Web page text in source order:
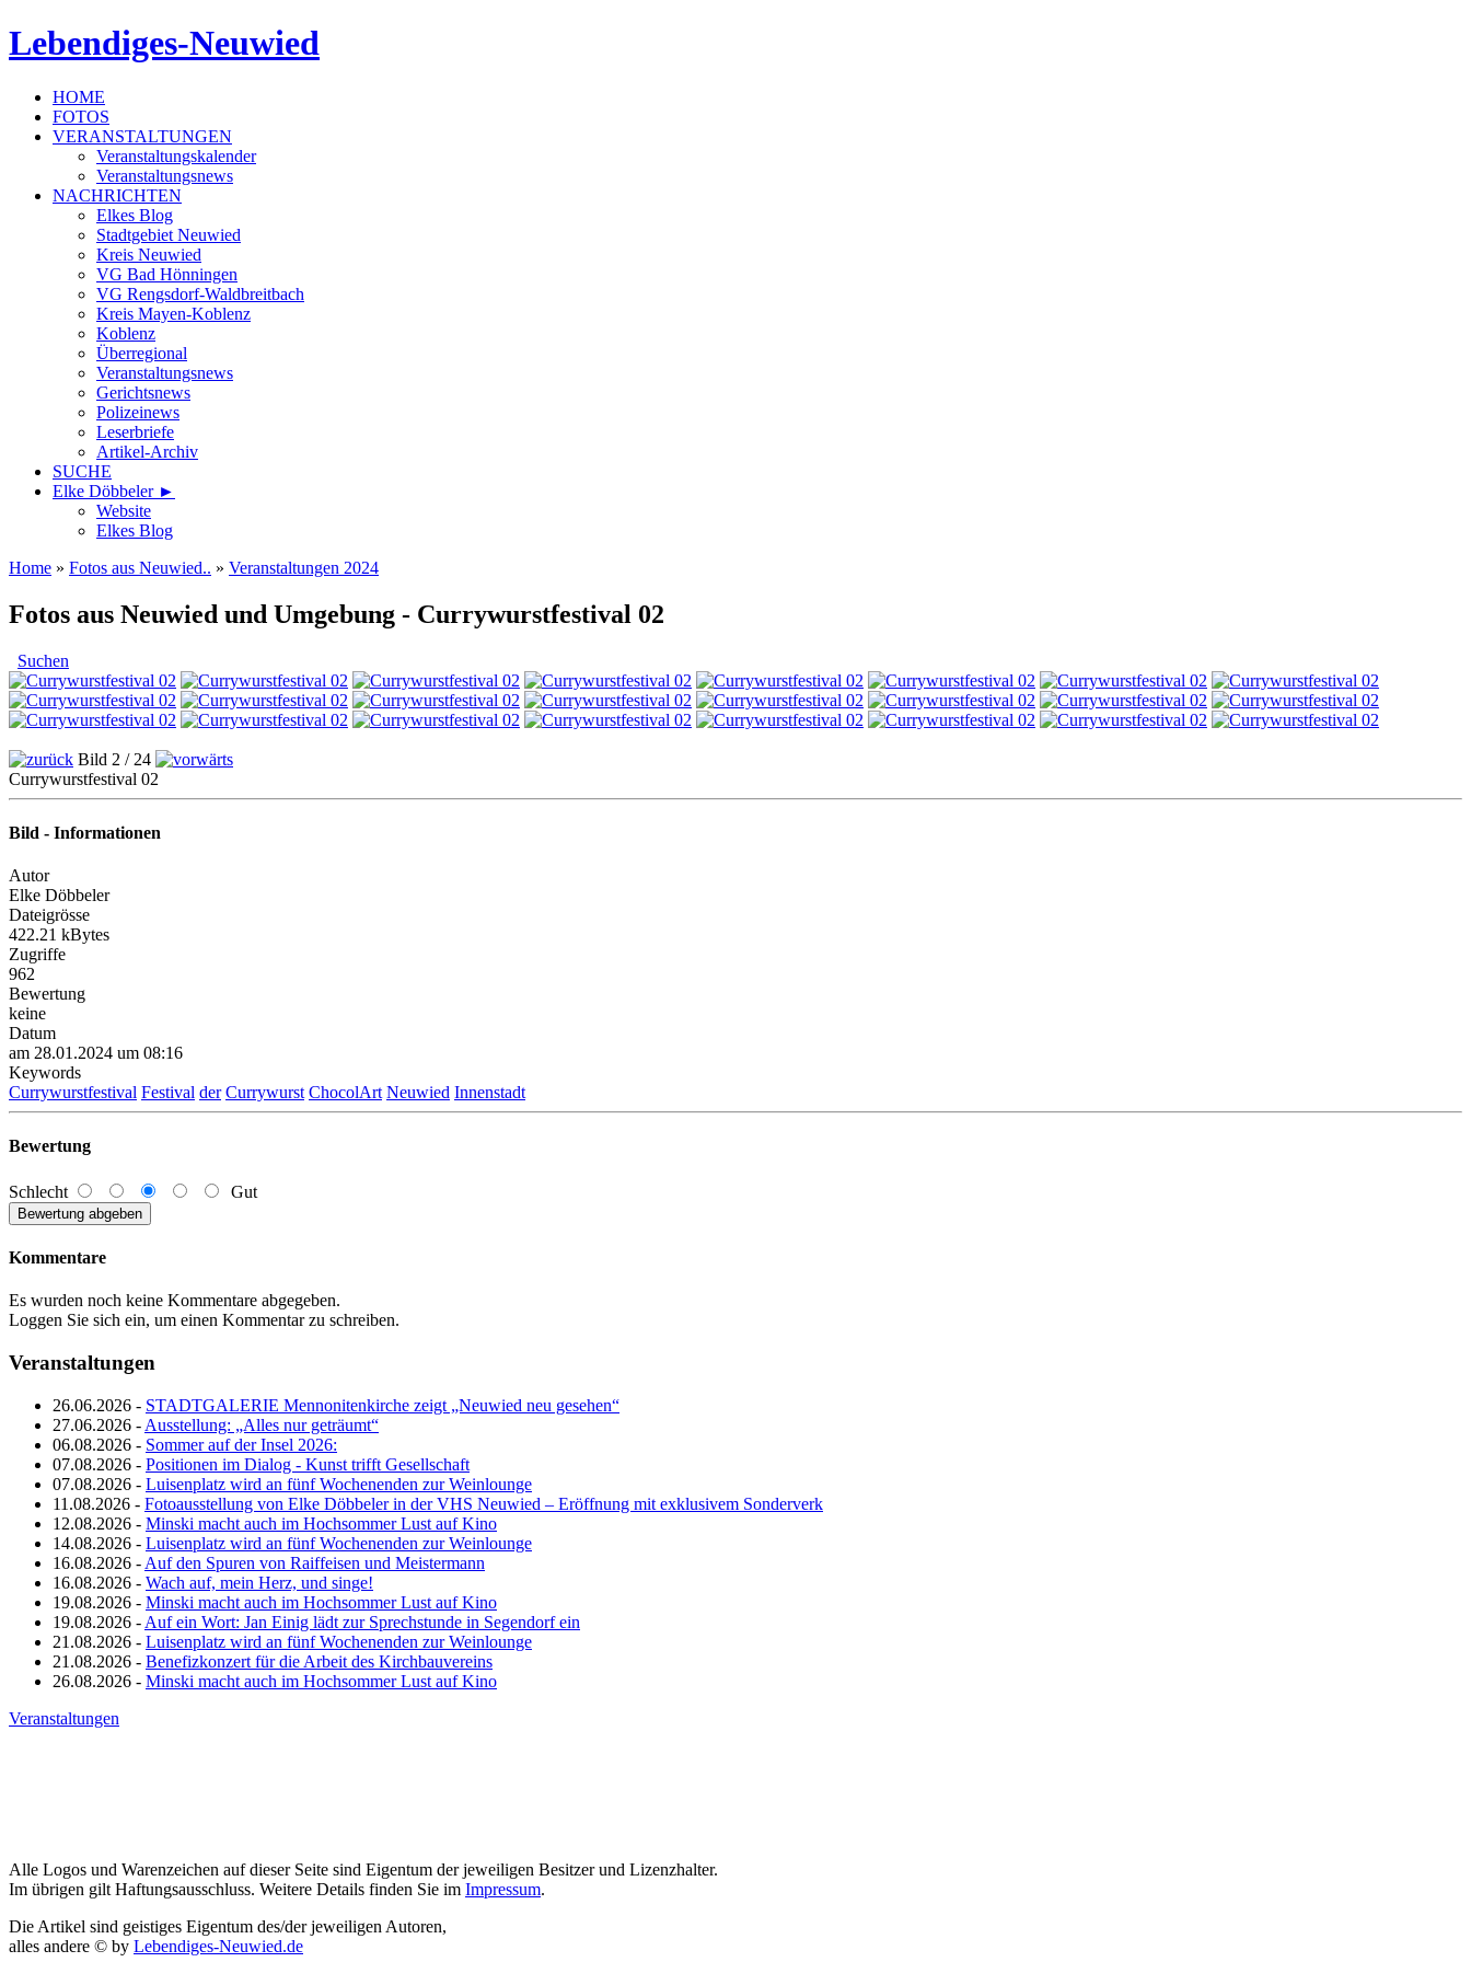
Lebendiges-Neuwied
HOME
FOTOS
VERANSTALTUNGEN
Veranstaltungskalender
Veranstaltungsnews
NACHRICHTEN
Elkes Blog
Stadtgebiet Neuwied
Kreis Neuwied
VG Bad Hönningen
VG Rengsdorf-Waldbreitbach
Kreis Mayen-Koblenz
Koblenz
Überregional
Veranstaltungsnews
Gerichtsnews
Polizeinews
Leserbriefe
Artikel-Archiv
SUCHE
Elke Döbbeler ►
Website
Elkes Blog
Home » Fotos aus Neuwied.. » Veranstaltungen 2024
Fotos aus Neuwied und Umgebung - Currywurstfestival 02
Suchen
Bild 2 / 24
Currywurstfestival 02
Bild - Informationen
Autor
Elke Döbbeler
Dateigrösse
422.21 kBytes
Zugriffe
962
Bewertung
keine
Datum
am 28.01.2024 um 08:16
Keywords
Currywurstfestival Festival der Currywurst ChocolArt Neuwied Innenstadt
Bewertung
Schlecht Gut
Kommentare
Es wurden noch keine Kommentare abgegeben.
Loggen Sie sich ein, um einen Kommentar zu schreiben.
Veranstaltungen
26.06.2026 - STADTGALERIE Mennonitenkirche zeigt „Neuwied neu gesehen“
27.06.2026 - Ausstellung: „Alles nur geträumt“
06.08.2026 - Sommer auf der Insel 2026:
07.08.2026 - Positionen im Dialog - Kunst trifft Gesellschaft
07.08.2026 - Luisenplatz wird an fünf Wochenenden zur Weinlounge
11.08.2026 - Fotoausstellung von Elke Döbbeler in der VHS Neuwied – Eröffnung mit exklusivem Sonderverk
12.08.2026 - Minski macht auch im Hochsommer Lust auf Kino
14.08.2026 - Luisenplatz wird an fünf Wochenenden zur Weinlounge
16.08.2026 - Auf den Spuren von Raiffeisen und Meistermann
16.08.2026 - Wach auf, mein Herz, und singe!
19.08.2026 - Minski macht auch im Hochsommer Lust auf Kino
19.08.2026 - Auf ein Wort: Jan Einig lädt zur Sprechstunde in Segendorf ein
21.08.2026 - Luisenplatz wird an fünf Wochenenden zur Weinlounge
21.08.2026 - Benefizkonzert für die Arbeit des Kirchbauvereins
26.08.2026 - Minski macht auch im Hochsommer Lust auf Kino
Veranstaltungen
Alle Logos und Warenzeichen auf dieser Seite sind Eigentum der jeweiligen Besitzer und Lizenzhalter.
Im übrigen gilt Haftungsausschluss. Weitere Details finden Sie im Impressum.
Die Artikel sind geistiges Eigentum des/der jeweiligen Autoren,
alles andere © by Lebendiges-Neuwied.de